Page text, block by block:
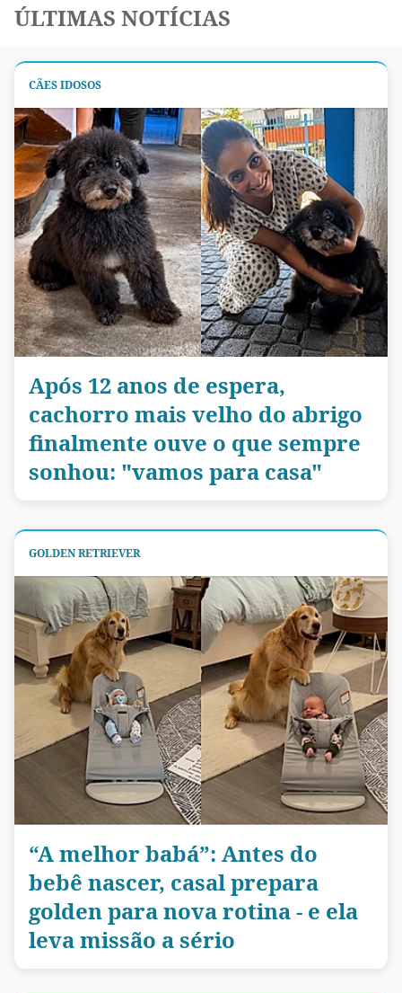
ÚLTIMAS NOTÍCIAS
CÃES IDOSOS
Após 12 anos de espera,
cachorro mais velho do abrigo
finalmente ouve o que sempre
sonhou: "vamos para casa"
GOLDEN RETRIEVER
“A melhor babá”: Antes do
bebê nascer, casal prepara
golden para nova rotina - e ela
leva missão a sério